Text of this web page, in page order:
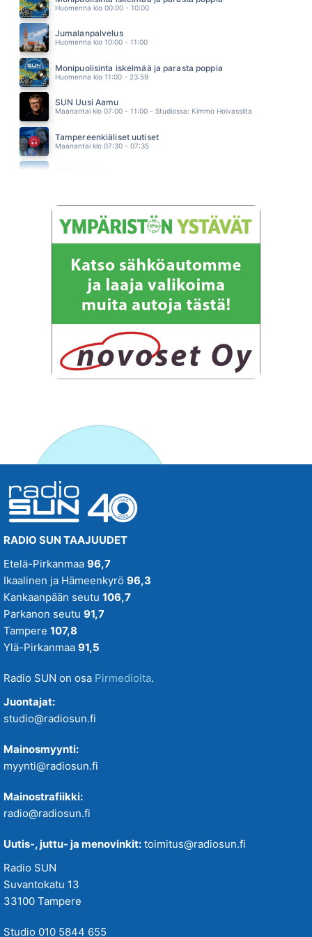
ANTTI AHOPELTO
MAKES ME WONDER
MAROON 5
Huomenna klo 00:00 - 10:00
Jumalanpalvelus
Huomenna klo 10:00 - 11:00
Monipuolisinta iskelmää ja parasta poppia
Huomenna klo 11:00 - 23:59
SUN Uusi Aamu
Maanantai klo 07:00 - 11:00 - Studiossa: Kimmo Hoivassilta
Tampereenkiäliset uutiset
Maanantai klo 07:30 - 07:35
RADIO SUN TAAJUUDET
Etelä-Pirkanmaa 96,7
Ikaalinen ja Hämeenkyrö 96,3
Kankaanpään seutu 106,7
Parkanon seutu 91,7
Tampere 107,8
Ylä-Pirkanmaa 91,5
Radio SUN on osa Pirmedioita.
Juontajat:
studio@radiosun.fi
Mainosmyynti:
myynti@radiosun.fi
Mainostrafiikki:
radio@radiosun.fi
Uutis-, juttu- ja menovinkit: toimitus@radiosun.fi
Radio SUN
Suvantokatu 13
33100 Tampere
Studio 010 5844 655